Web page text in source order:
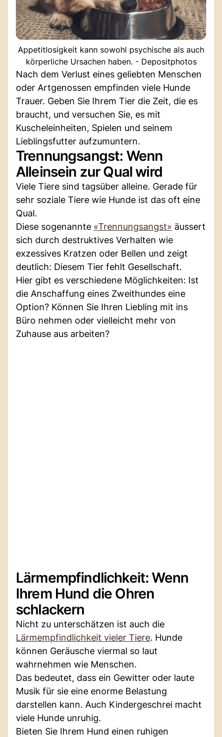
Appetitlosigkeit kann sowohl psychische als auch
körperliche Ursachen haben. - Depositphotos
Nach dem Verlust eines geliebten Menschen
oder Artgenossen empfinden viele Hunde
Trauer. Geben Sie Ihrem Tier die Zeit, die es
braucht, und versuchen Sie, es mit
Kuscheleinheiten, Spielen und seinem
Lieblingsfutter aufzumuntern.
Trennungsangst: Wenn
Alleinsein zur Qual wird
Viele Tiere sind tagsüber alleine. Gerade für
sehr soziale Tiere wie Hunde ist das oft eine
Qual.
Diese sogenannte «Trennungsangst» äussert
sich durch destruktives Verhalten wie
exzessives Kratzen oder Bellen und zeigt
deutlich: Diesem Tier fehlt Gesellschaft.
Hier gibt es verschiedene Möglichkeiten: Ist
die Anschaffung eines Zweithundes eine
Option? Können Sie Ihren Liebling mit ins
Büro nehmen oder vielleicht mehr von
Zuhause aus arbeiten?
Lärmempfindlichkeit: Wenn
Ihrem Hund die Ohren
schlackern
Nicht zu unterschätzen ist auch die
Lärmempfindlichkeit vieler Tiere. Hunde
können Geräusche viermal so laut
wahrnehmen wie Menschen.
Das bedeutet, dass ein Gewitter oder laute
Musik für sie eine enorme Belastung
darstellen kann. Auch Kindergeschrei macht
viele Hunde unruhig.
Bieten Sie Ihrem Hund einen ruhigen